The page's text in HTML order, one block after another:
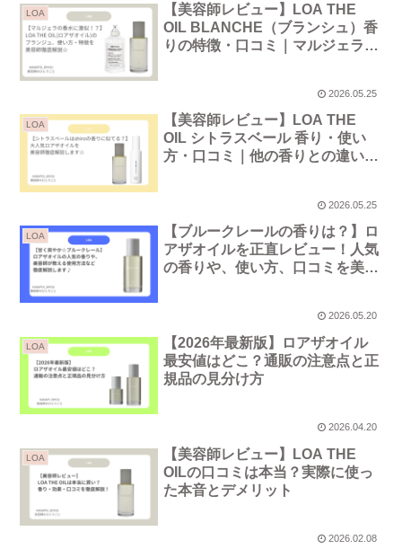
LOA
【美容師レビュー】LOA THE
OIL BLANCHE（ブランシュ）香
りの特徴・口コミ｜マルジェラ香
2026.05.25
LOA
【美容師レビュー】LOA THE
OIL シトラスベール 香り・使い
方・口コミ｜他の香りとの違いも
2026.05.25
LOA
【ブルークレールの香りは？】ロ
アザオイルを正直レビュー！人気
の香りや、使い方、口コミを美容
2026.05.20
LOA
【2026年最新版】ロアザオイル
最安値はどこ？通販の注意点と正
規品の見分け方
2026.04.20
LOA
【美容師レビュー】LOA THE
OILの口コミは本当？実際に使っ
た本音とデメリット
2026.02.08